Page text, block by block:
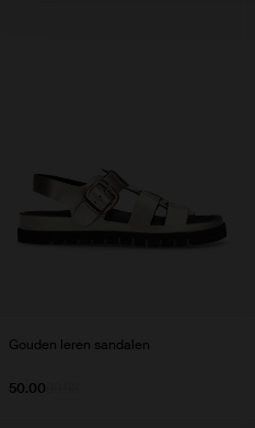
Gouden leren sandalen
50.00